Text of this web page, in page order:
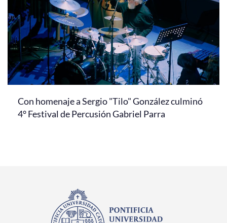
Con homenaje a Sergio "Tilo" González culminó
4° Festival de Percusión Gabriel Parra